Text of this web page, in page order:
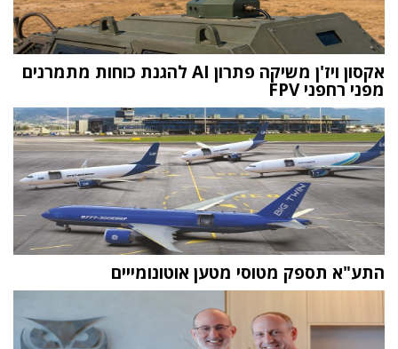
אקסון ויז'ן משיקה פתרון AI להגנת כוחות מתמרנים
מפני רחפני FPV
התע"א תספק מטוסי מטען אוטונומייים